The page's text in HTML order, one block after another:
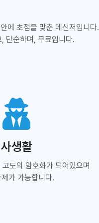
에 초점을 맞춘 메신저입니다.
단순하며, 무료입니다.
사생활
도의 암호화가 되어있으며
가 가능합니다.